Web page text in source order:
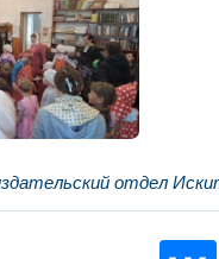
отдел